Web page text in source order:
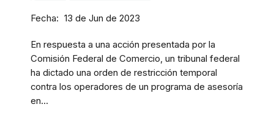
Fecha 13 de Jun de 2023
En respuesta a una acción presentada por la
Comisión Federal de Comercio, un tribunal federal
ha dictado una orden de restricción temporal
contra los operadores de un programa de asesoría
en...